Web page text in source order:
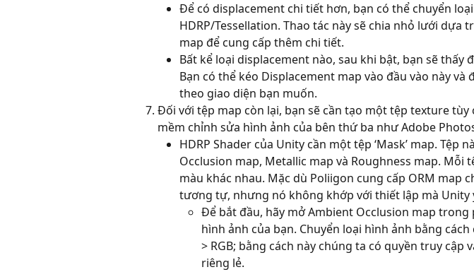
Để có displacement chi tiết hơn, bạn có thể chuyển
HDRP/Tessellation. Thao tác này sẽ chia nhỏ lưới dựa
map để cung cấp thêm chi tiết.
Bất kể loại displacement nào, sau khi bật, bạn sẽ thấy
Bạn có thể kéo Displacement map vào đầu vào này và
theo giao diện bạn muốn.
Đối với tệp map còn lại, bạn sẽ cần tạo một tệp texture tùy
mềm chỉnh sửa hình ảnh của bên thứ ba như Adobe
HDRP Shader của Unity cần một tệp ‘Mask’ map. Tệp
Occlusion map, Metallic map và Roughness map. Mỗi
màu khác nhau. Mặc dù Poliigon cung cấp ORM map
tương tự, nhưng nó không khớp với thiết lập mà Unity
Để bắt đầu, hãy mở Ambient Occlusion map trong
hình ảnh của bạn. Chuyển loại hình ảnh bằng
> RGB; bằng cách này chúng ta có quyền truy cập
riêng lẻ.